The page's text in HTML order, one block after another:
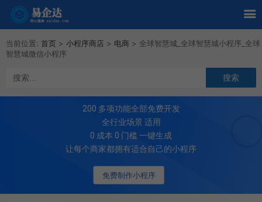
当前位置: 首页 > 小程序商店 > 电商 > 全球智慧城_全球智慧城小程序_全球
智慧城微信小程序
免费制作小程序
200 多项功能全部免费开发
全行业场景 适用
0 成本 0 门槛 一键生成
让每个商家都拥有适合自己的小程序